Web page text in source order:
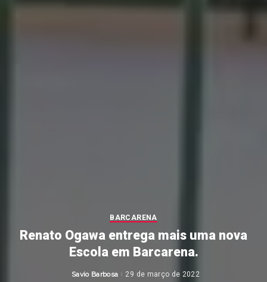
BARCARENA
Renato Ogawa entrega mais uma nova
Escola em Barcarena.
Posted
Savio Barbosa 29 de março de 2022